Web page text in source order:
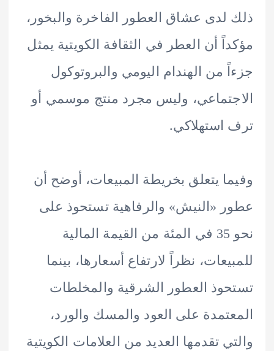
عشاق العطور الفاخرة والبخور،
أن العطر في الثقافة الكويتية يمثل
من الهندام اليومي والبروتوكول
وليس مجرد منتج موسمي أو
استهلاكي.
يتعلق بخريطة المبيعات، أوضح أن
«النيش» والرفاهية تستحوذ على
نحو 35 في المئة من القيمة المالية
نظراً لارتفاع أسعارها، بينما
العطور الشرقية والمخلطات
على العود والمسك والورد،
تقدمها العديد من العلامات الكويتية